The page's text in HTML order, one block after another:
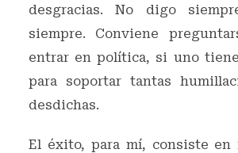
desgracias. No digo
siempre. Conviene
entrar en política, si uno
para soportar tantas
desdichas.
El éxito, para mí, consiste en